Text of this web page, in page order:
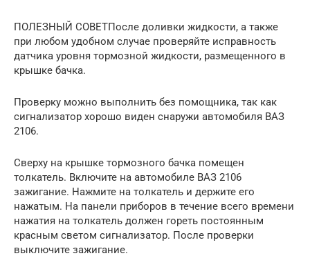
ПОЛЕЗНЫЙ СОВЕТПосле доливки жидкости, а также
при любом удобном случае проверяйте исправность
датчика уровня тормозной жидкости, размещенного в
крышке бачка.
Проверку можно выполнить без помощника, так как
сигнализатор хорошо виден снаружи автомобиля ВАЗ
2106.
Сверху на крышке тормозного бачка помещен
толкатель. Включите на автомобиле ВАЗ 2106
зажигание. Нажмите на толкатель и держите его
нажатым. На панели приборов в течение всего времени
нажатия на толкатель должен гореть постоянным
красным светом сигнализатор. После проверки
выключите зажигание.